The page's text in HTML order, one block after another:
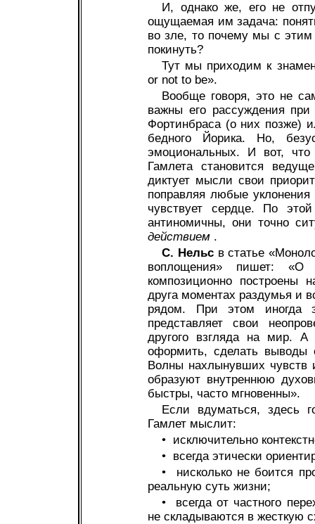
И, однако же, его не
ощущаемая им задача:
во зле, то почему мы с
покинуть?
Тут мы приходим к
or not to be».
Вообще говоря, это не
важны его рассуждения
Фортинбраса (о них позже)
бедного Йорика. Но,
эмоциональных. И вот,
Гамлета становится
диктует мысли свои
поправляя любые
чувствует сердце. По
антиномичны, они точно
действием .
С. Нельс в статье
воплощения» пишет: «О
композиционно построены
друга моментах раздумья и
рядом. При этом иногда
представляет свои
другого взгляда на мир. А
оформить, сделать выводы
Волны нахлынувших чувств
образуют внутреннюю
быстры, часто мгновенны».
Если вдуматься, здесь
Гамлет мыслит:
• исключительно
• всегда этически
• нисколько не боится
реальную суть жизни;
• всегда от частного
не складываются в жесткую